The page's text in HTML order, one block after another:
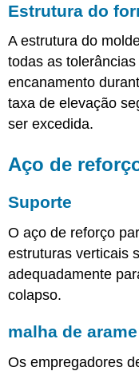
Estrutura do
A estrutura do
todas as
encanamento
taxa de elevação
ser excedida.
Aço de
Suporte
O aço de reforço
estruturas verticais
adequadamente
colapso.
malha de arame
Os empregadores